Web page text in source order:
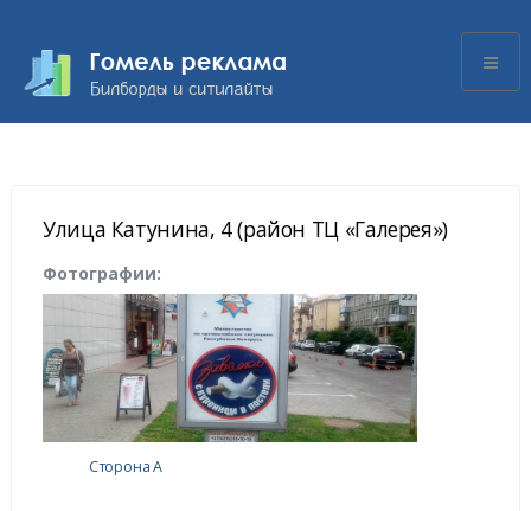
Улица Катунина, 4 (район ТЦ «Галерея»)
Фотографии:
Сторона А